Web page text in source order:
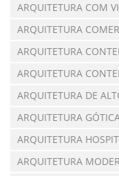
ARQUITETURA COM
ARQUITETURA
ARQUITETURA
ARQUITETURA
ARQUITETURA DE
ARQUITETURA
ARQUITETURA
ARQUITETURA